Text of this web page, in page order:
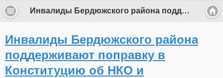
Инвалиды Бердюжского района поддерживают поправку в Конституцию об НКО и добровольчестве
Инвалиды Бердюжского района
поддерживают поправку в
Конституцию об НКО и